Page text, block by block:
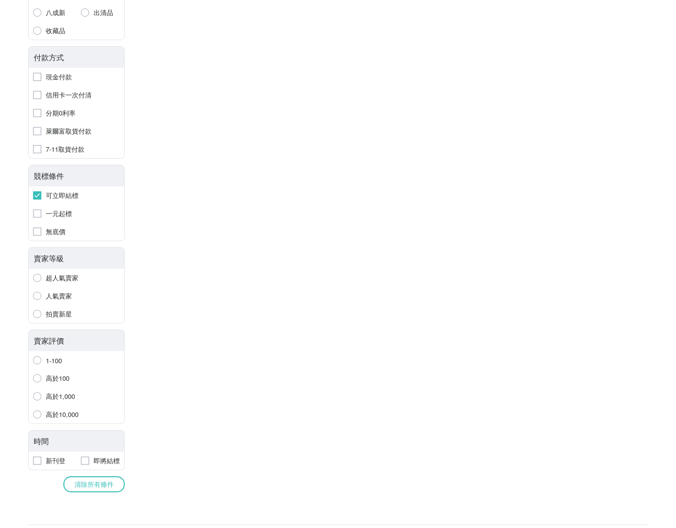
八成新
出清品
收藏品
付款方式
現金付款
信用卡一次付清
分期0利率
萊爾富取貨付款
7-11取貨付款
競標條件
可立即結標
一元起標
無底價
賣家等級
超人氣賣家
人氣賣家
拍賣新星
賣家評價
1-100
高於100
高於1,000
高於10,000
時間
新刊登 即將結標
清除所有條件